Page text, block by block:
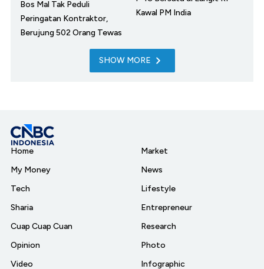
Bos Mal Tak Peduli
Peringatan Kontraktor,
Berujung 502 Orang Tewas
Kawal PM India
SHOW MORE
Home
My Money
Tech
Sharia
Cuap Cuap Cuan
Opinion
Video
Market
News
Lifestyle
Entrepreneur
Research
Photo
Infographic